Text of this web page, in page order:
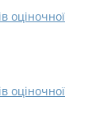
оціночної
оціночної